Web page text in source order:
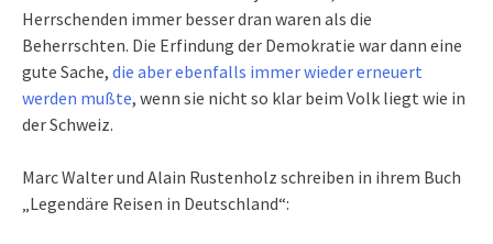
Herrschenden immer besser dran waren als die
Beherrschten. Die Erfindung der Demokratie war dann eine
gute Sache, die aber ebenfalls immer wieder erneuert
werden mußte, wenn sie nicht so klar beim Volk liegt wie in
der Schweiz.
Marc Walter und Alain Rustenholz schreiben in ihrem Buch
„Legendäre Reisen in Deutschland“: